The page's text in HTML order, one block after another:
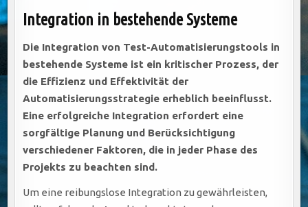
Integration in bestehende Systeme
Die Integration von Test-Automatisierungstools in
bestehende Systeme ist ein kritischer Prozess, der
die Effizienz und Effektivität der
Automatisierungsstrategie erheblich beeinflusst.
Eine erfolgreiche Integration erfordert eine
sorgfältige Planung und Berücksichtigung
verschiedener Faktoren, die in jeder Phase des
Projekts zu beachten sind.
Um eine reibungslose Integration zu gewährleisten,